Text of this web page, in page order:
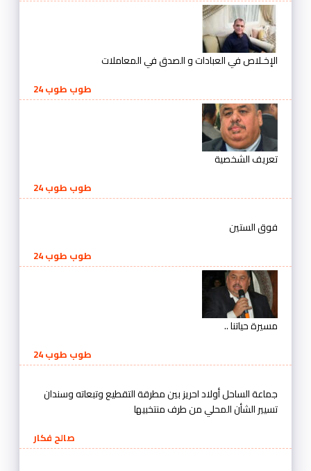
الإخـلاص في العبادات و الصدق في المعاملات
طوب طوب 24
تعريف الشخصية
طوب طوب 24
فوق الستين
طوب طوب 24
مسيرة حياتنا ..
طوب طوب 24
جماعة الساحل أولاد احريز بين مطرقة التقطيع وتبعاته وسندان
تسيير الشأن المحلي من طرف منتخبيها
صالح فكار